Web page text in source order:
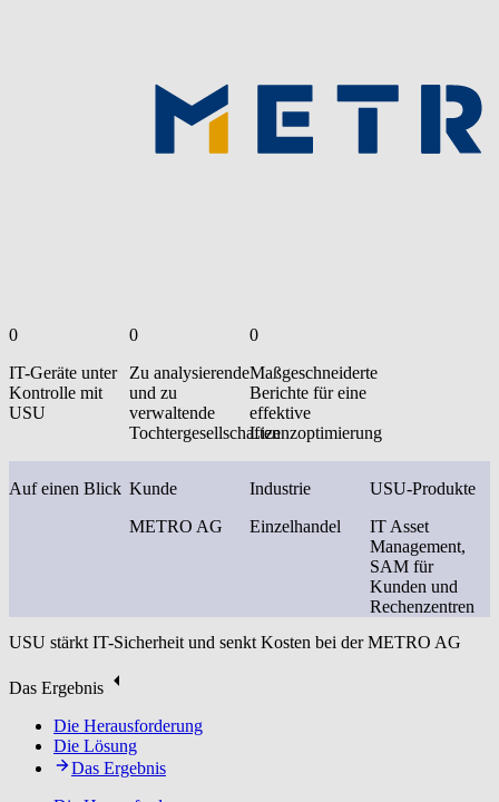
0
IT-Geräte unter
Kontrolle mit
USU
0
Zu analysierende
und zu
verwaltende
Tochtergesellschaften
0
Maßgeschneiderte
Berichte für eine
effektive
Lizenzoptimierung
Auf einen Blick Kunde
METRO AG
Industrie
Einzelhandel
USU-Produkte
IT Asset
Management,
SAM für
Kunden und
Rechenzentren
USU stärkt IT-Sicherheit und senkt Kosten bei der METRO AG
Das Ergebnis
Die Herausforderung
Die Lösung
Das Ergebnis